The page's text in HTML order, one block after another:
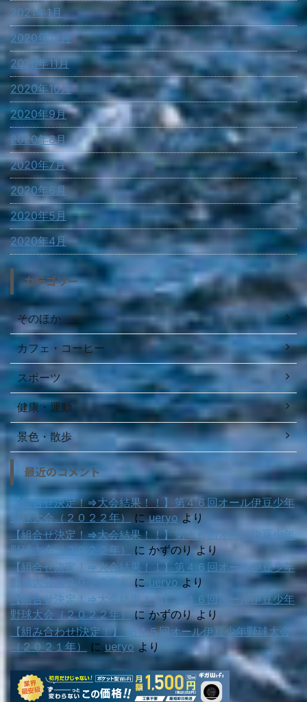
2021年1月
2020年12月
2020年11月
2020年10月
2020年9月
2020年8月
2020年7月
2020年6月
2020年5月
2020年4月
カテゴリー
そのほか
カフェ・コーヒー
スポーツ
健康・運動
景色・散歩
最近のコメント
【組合せ決定！⇒大会結果！！】第４６回オール伊豆少年
野球大会（２０２２年）にueryoより
【組合せ決定！⇒大会結果！！】第４６回オール伊豆少年
野球大会（２０２２年）
に かずのりより
【組合せ決定！⇒大会結果！！】第４６回オール伊豆少年
野球大会（２０２２年）
に ueryo より
【組合せ決定！⇒大会結果！！】第４６回オール伊豆少年
野球大会（２０２２年）にかずのりより
【組み合わせ!決定！】 第４５回オール伊豆少年野球大会
（２０２１年）
にueryoより